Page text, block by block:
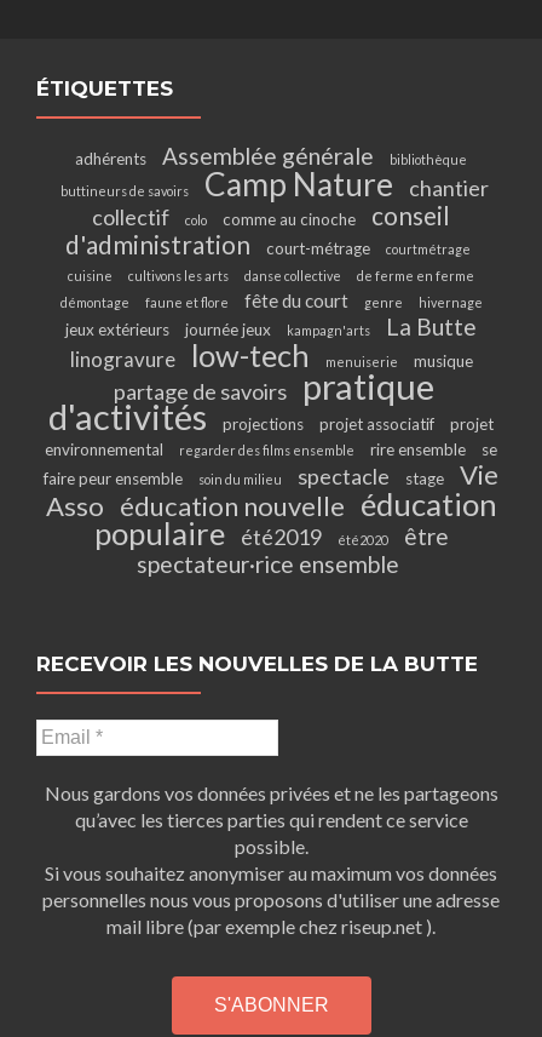
ÉTIQUETTES
adhérents Assemblée générale
bibliothèque
buttineurs de savoirs
Camp Nature
chantier
collectif
colo comme au cinoche
conseil
d'administration
court-métrage
courtmétrage
cuisine
cultivons les arts danse collective
de ferme en ferme
démontage
faune et flore fête du court genre hivernage
jeux extérieurs journée jeux kampagn'arts La Butte
linogravure low-tech menuiserie musique
partage de savoirs pratique
d'activités projections projet associatif
projet
environnemental
regarder des films ensemble rire ensemble
se
faire peur ensemble
soin du milieu spectacle stage
Vie
Asso éducation nouvelle éducation
populaire
été2019 été2020
être
spectateur·rice ensemble
RECEVOIR LES NOUVELLES DE LA BUTTE
Nous gardons vos données privées et ne les partageons
qu’avec les tierces parties qui rendent ce service
possible.
Si vous souhaitez anonymiser au maximum vos données
personnelles nous vous proposons d'utiliser une adresse
mail libre (par exemple chez riseup.net ).